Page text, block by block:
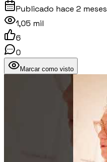
Publicado hace 2 meses
1,05 mil
6
0
Marcar como visto